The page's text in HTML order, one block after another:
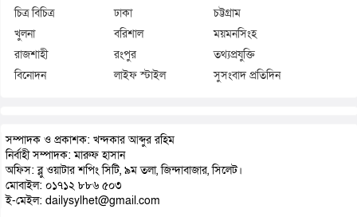
চিত্র বিচিত্র
ঢাকা
চট্টগ্রাম
খুলনা
বরিশাল
ময়মনসিংহ
রাজশাহী
রংপুর
তথ্যপ্রযুক্তি
বিনোদন
লাইফ স্টাইল সুসংবাদ প্রতিদিন
সম্পাদক ও প্রকাশক: খন্দকার আব্দুর রহিম
নির্বাহী সম্পাদক: মারুফ হাসান
অফিস: ব্লু ওয়াটার শপিং সিটি, ৯ম তলা, জিন্দাবাজার, সিলেট।
মোবাইল: ০১৭১২ ৮৮৬ ৫০৩
ই-মেইল: dailysylhet@gmail.com